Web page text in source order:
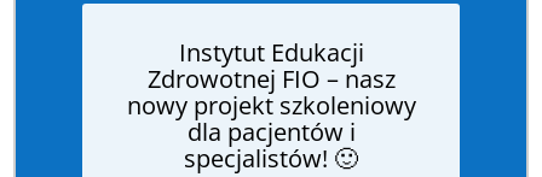
Instytut Edukacji
Zdrowotnej FIO – nasz
nowy projekt szkoleniowy
dla pacjentów i
specjalistów! 🙂